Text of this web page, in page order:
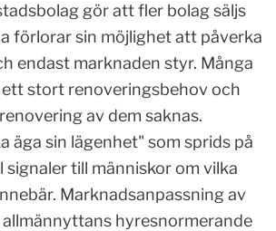
gör att fler bolag säljs
förlorar sin möjlighet att påverka
endast marknaden styr. Många
stort renoveringsbehov och
av dem saknas.
äga sin lägenhet" som sprids på
signaler till människor om vilka
Marknadsanpassning av
hyresnormerande